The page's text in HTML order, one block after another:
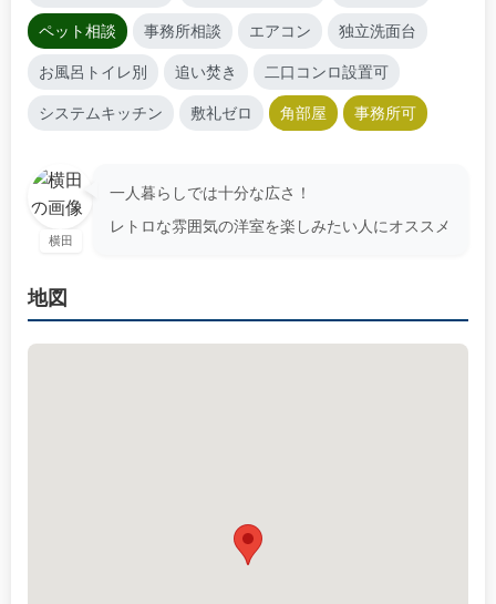
ペット相談 事務所相談 エアコン 独立洗面台
お風呂トイレ別 追い焚き 二口コンロ設置可
システムキッチン 敷礼ゼロ 角部屋 事務所可
横田
一人暮らしでは十分な広さ！
レトロな雰囲気の洋室を楽しみたい人にオススメ
地図